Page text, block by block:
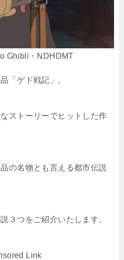
Ghibli・NDHDMT
「ゲド戦記」。
ストーリーでヒットした作
の名物とも言える都市伝説
３つをご紹介いたします。
Link